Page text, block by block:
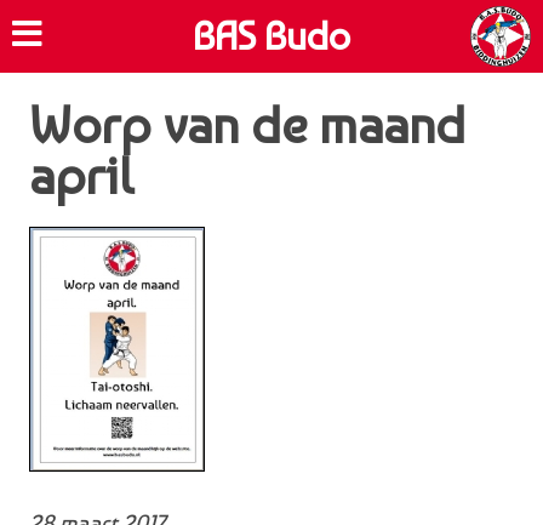
BAS Budo
Worp van de maand
april